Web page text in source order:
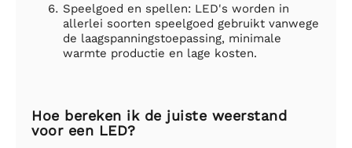
Speelgoed en spellen: LED's worden in
allerlei soorten speelgoed gebruikt vanwege
de laagspanningstoepassing, minimale
warmte productie en lage kosten.
Hoe bereken ik de juiste weerstand
voor een LED?